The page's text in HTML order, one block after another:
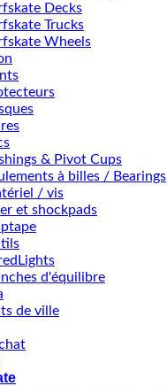
Decks
Trucks
Wheels
& Pivot Cups
à billes / Bearings
/ vis
et shockpads
d'équilibre
de ville